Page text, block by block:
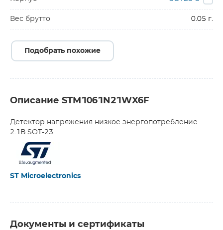
Вес брутто 0.05 г.
Подобрать похожие
Описание STM1061N21WX6F
Детектор напряжения низкое энергопотребление
2.1В SOT-23
ST Microelectronics
Документы и сертификаты